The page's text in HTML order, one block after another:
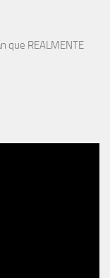
que REALMENTE